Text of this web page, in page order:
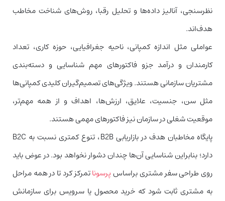
نظرسنجی، آنالیز داده‌ها و تحلیل رقبا، روش‌های شناخت مخاطب
هدف‌اند.
عواملی مثل اندازه کمپانی، ناحیه جغرافیایی، حوزه کاری، تعداد
کارمندان و درآمد جزو فاکتورهای مهم شناسایی و دسته‌بندی
مشتریان سازمانی هستند. ویژگی‌های تصمیم‌گیران کلیدی کمپانی‌ها
مثل سن، جنسیت،‌ علایق، ارزش‌ها، اهداف و از همه مهم‌تر،
موقعیت شغلی در سازمان نیز فاکتورهای مهمی هستند.
پایگاه مخاطبان هدف در بازاریابی B2B، تنوع کمتری نسبت به B2C
دارد؛ بنابراین شناسایی آن‌ها چندان دشوار نخواهد بود. در عوض باید
روی طراحی سفر مشتری براساسپرسوناتمرکز کرد تا در همه مراحل
به مشتری ثابت شود که خرید محصول یا سرویس برای سازمانش